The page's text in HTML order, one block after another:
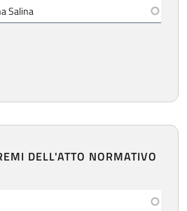
DELL'ATTO NORMATIVO